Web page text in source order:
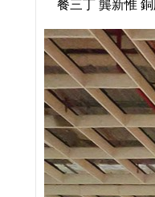
餐三丁 龔新惟 銅